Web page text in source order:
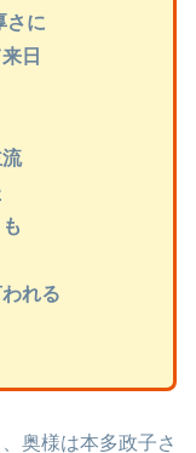
さに
日
れる
奥様は本多政子さ